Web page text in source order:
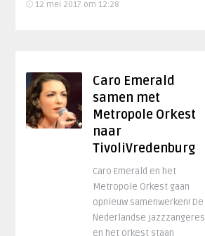
12 mei 2017 om 12:28
Caro Emerald
samen met
Metropole Orkest
naar
TivoliVredenburg
Caro Emerald en het
Metropole Orkest gaan
opnieuw samenwerken! De
Nederlandse jazzzangeres
en het orkest staan